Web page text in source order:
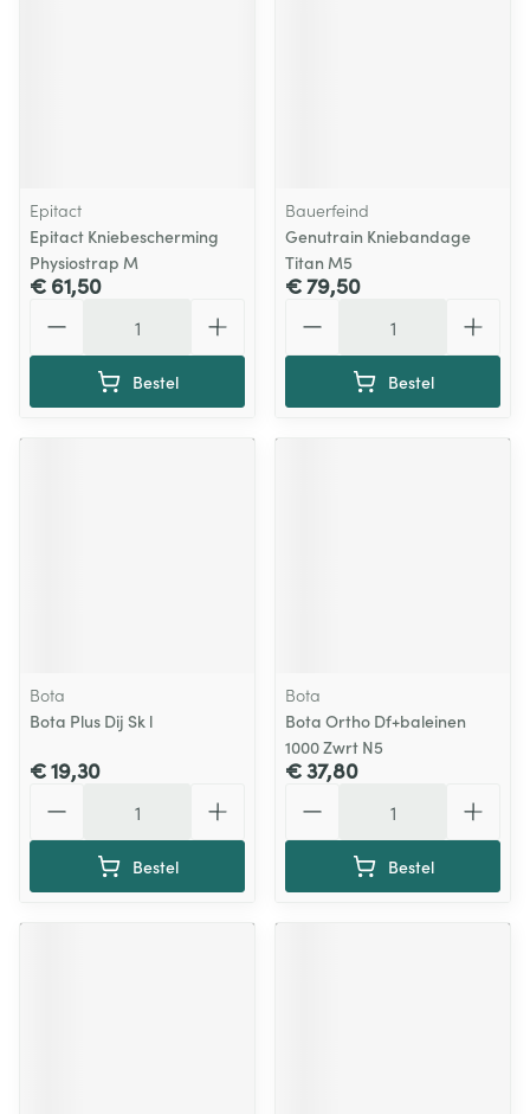
Epitact
Epitact Kniebescherming
Physiostrap M
€ 61,50
Bestel
Bauerfeind
Genutrain Kniebandage
Titan M5
€ 79,50
Bestel
Bota
Bota Plus Dij Sk l
€ 19,30
Bestel
Bota
Bota Ortho Df+baleinen
1000 Zwrt N5
€ 37,80
Bestel